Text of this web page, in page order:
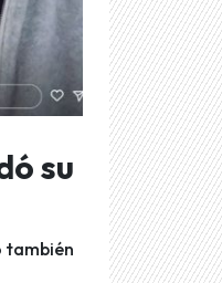
su
también